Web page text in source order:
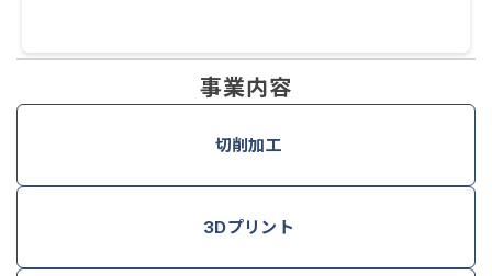
事業内容
切削加工
3Dプリント